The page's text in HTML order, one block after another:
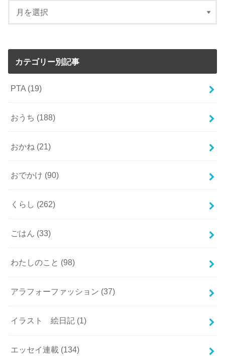
カテゴリー別記事
PTA (19)
おうち (188)
おかね (21)
おでかけ (90)
くらし (262)
ごはん (33)
わたしのこと (98)
アラフォーファッション (37)
イラスト 絵日記 (1)
エッセイ連載 (134)